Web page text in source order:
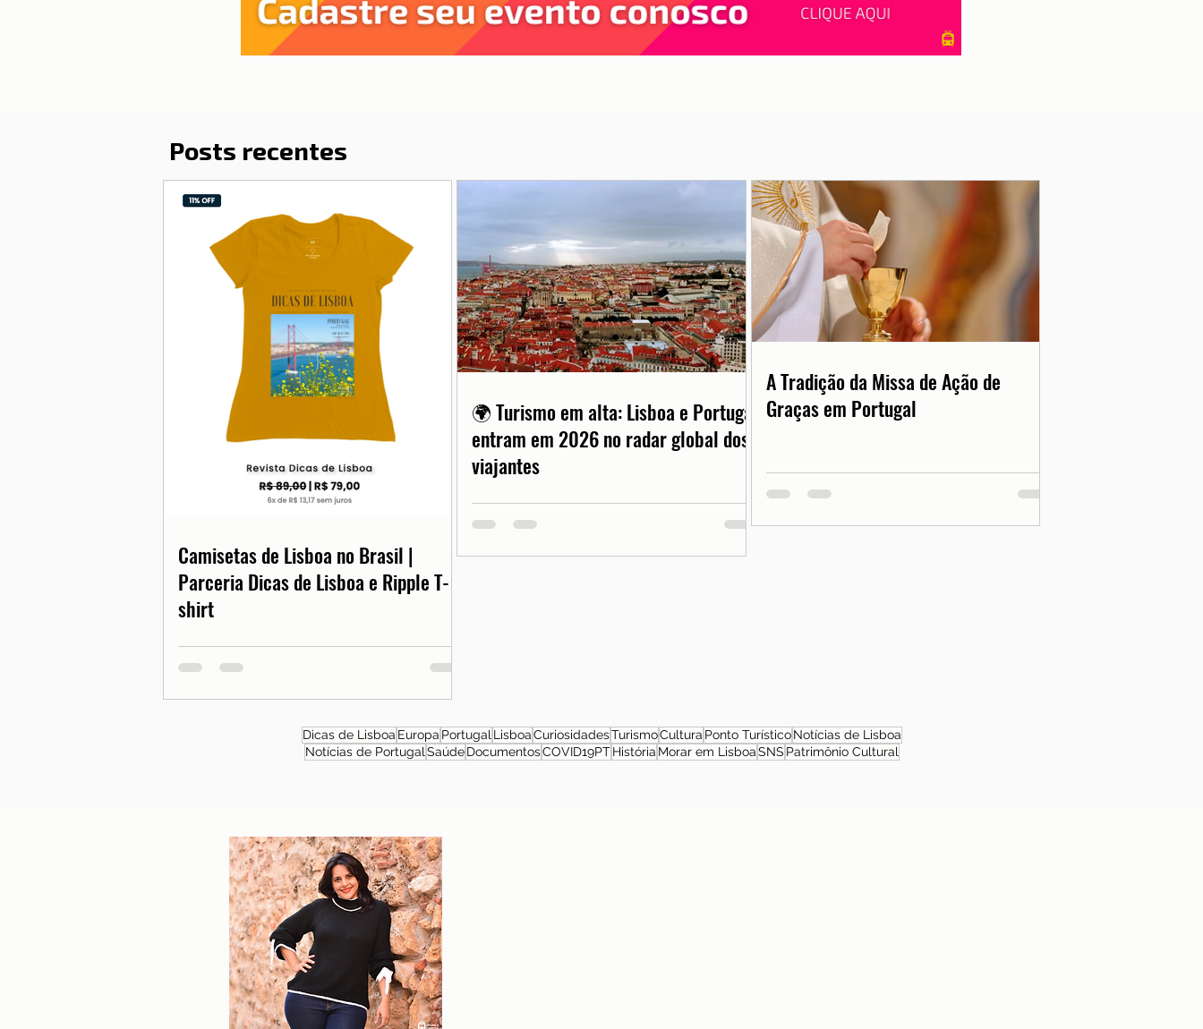
Posts recentes
Camisetas de Lisboa no Brasil |
Parceria Dicas de Lisboa e Ripple T-
shirt
🌍 Turismo em alta: Lisboa e Portugal
entram em 2026 no radar global dos
viajantes
A Tradição da Missa de Ação de
Graças em Portugal
Dicas de Lisboa Europa Portugal LisboaCuriosidadesTurismoCultura Ponto Turístico Notícias de Lisboa
Notícias de Portugal Saúde DocumentosCOVID19PT História Morar em LisboaSNS Patrimônio Cultural